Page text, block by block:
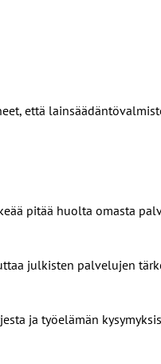
että
pitää huolta omasta
julkisten palvelujen
ja työelämän